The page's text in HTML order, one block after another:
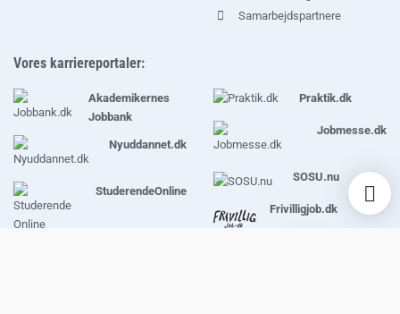
Samarbejdspartnere
Vores karriereportaler:
Akademikernes
Jobbank
Nyuddannet.dk
StuderendeOnline
Praktik.dk
Jobmesse.dk
SOSU.nu
Frivilligjob.dk